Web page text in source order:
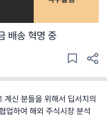
배송 혁명 중
신 분들을 위해서 딥서치의
업하여 해외 주식시장 분석